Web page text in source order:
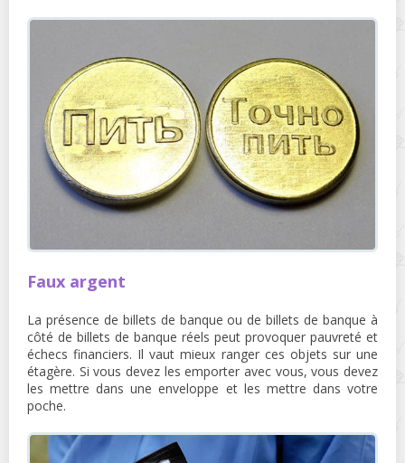
Faux argent
La présence de billets de banque ou de billets de banque à
côté de billets de banque réels peut provoquer pauvreté et
échecs financiers. Il vaut mieux ranger ces objets sur une
étagère. Si vous devez les emporter avec vous, vous devez
les mettre dans une enveloppe et les mettre dans votre
poche.